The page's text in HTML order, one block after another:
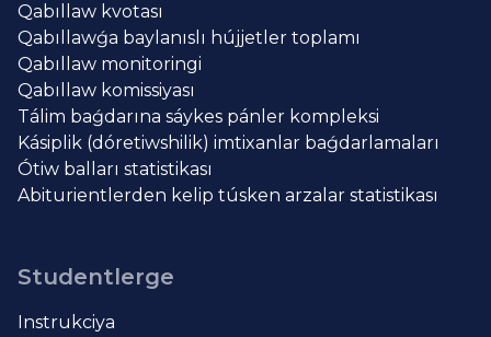
Qabıllaw kvotası
Qabıllawǵa baylanıslı hújjetler toplamı
Qabıllaw monitoringi
Qabıllaw komissiyası
Tálim baǵdarına sáykes pánler kompleksi
Kásiplik (dóretiwshilik) imtixanlar baǵdarlamaları
Ótiw balları statistikası
Abiturientlerden kelip túsken arzalar statistikası
Studentlerge
Instrukciya